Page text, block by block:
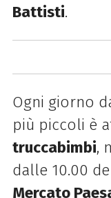
Battisti.
Ogni giorno
più piccoli è
truccabimbi,
dalle 10.00
Mercato